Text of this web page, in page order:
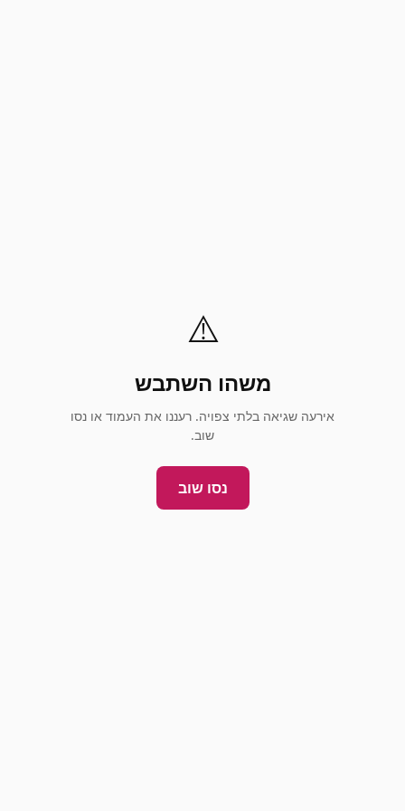
⚠️
משהו השתבש
אירעה שגיאה בלתי צפויה. רעננו את העמוד או נסו
שוב.
נסו שוב